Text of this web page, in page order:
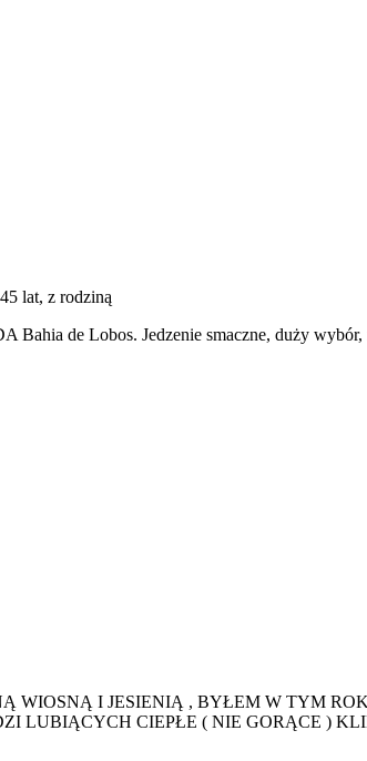
lat, z rodziną
de Lobos. Jedzenie smaczne, duży wybór,
WIOSNĄ I JESIENIĄ , BYŁEM W TYM
LUBIĄCYCH CIEPŁE ( NIE GORĄCE )